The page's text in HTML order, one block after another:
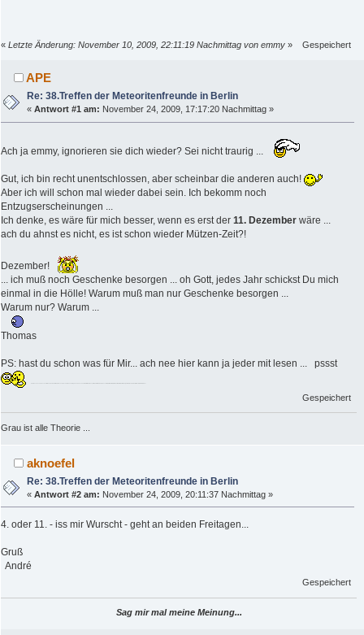
« Letzte Änderung: November 10, 2009, 22:11:19 Nachmittag von emmy » Gespeichert
APE
Re: 38.Treffen der Meteoritenfreunde in Berlin
«Antwort #1 am: November 24, 2009, 17:17:20 Nachmittag »
Ach ja emmy, ignorieren sie dich wieder? Sei nicht traurig ...
Gut, ich bin recht unentschlossen, aber scheinbar die anderen auch!
Aber ich will schon mal wieder dabei sein. Ich bekomm noch
Entzugserscheinungen ...
Ich denke, es wäre für mich besser, wenn es erst der 11. Dezember wäre ...
ach du ahnst es nicht, es ist schon wieder Mützen-Zeit?!
Dezember!
... ich muß noch Geschenke besorgen ... oh Gott, jedes Jahr schickst Du mich
einmal in die Hölle! Warum muß man nur Geschenke besorgen ...
Warum nur? Warum ...
Thomas
PS: hast du schon was für Mir... ach nee hier kann ja jeder mit lesen ... pssst
Gespeichert
Grau ist alle Theorie ...
aknoefel
Re: 38.Treffen der Meteoritenfreunde in Berlin
«Antwort #2 am: November 24, 2009, 20:11:37 Nachmittag »
4. oder 11. - iss mir Wurscht - geht an beiden Freitagen...
Gruß
André
Gespeichert
Sag mir mal meine Meinung...